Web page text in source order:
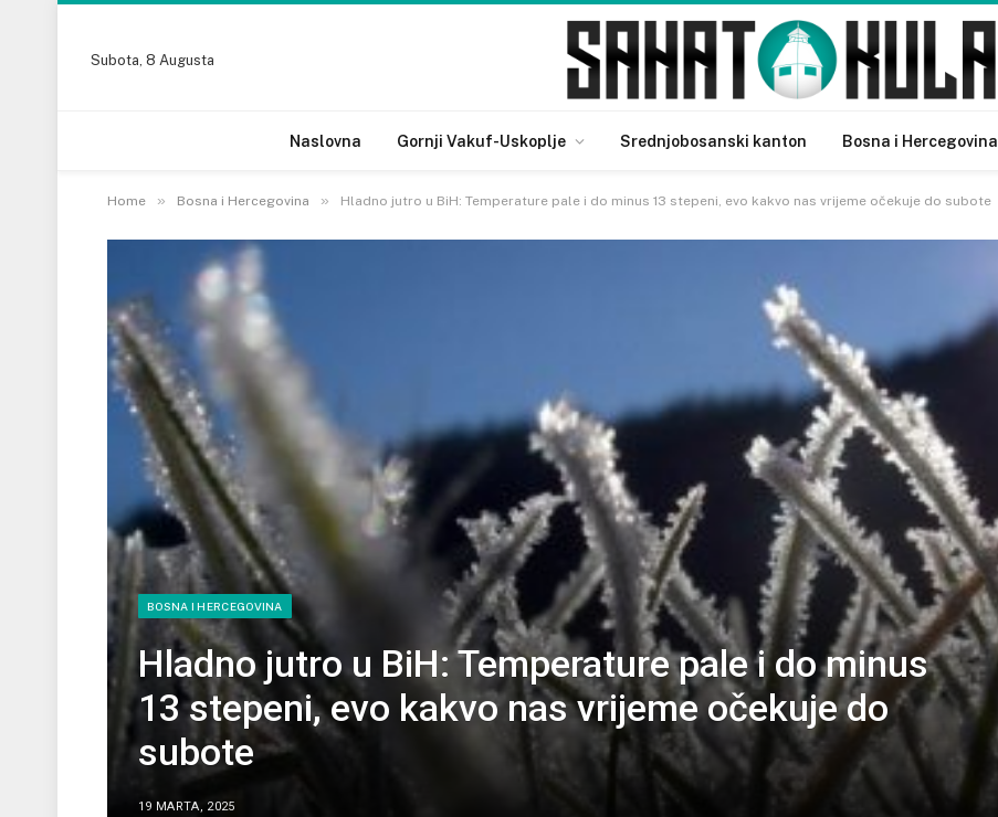
Subota, 8 Augusta
Naslovna Gornji Vakuf-Uskoplje Srednjobosanski kanton Bosna i Hercegovina
Home » Bosna i Hercegovina » Hladno jutro u BiH: Temperature pale i do minus 13 stepeni, evo kakvo nas vrijeme očekuje do subote
BOSNA I HERCEGOVINA
Hladno jutro u BiH: Temperature pale i do minus
13 stepeni, evo kakvo nas vrijeme očekuje do
subote
19 MARTA, 2025